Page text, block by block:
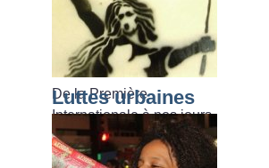
De la Première
Internationale à nos jours.
Luttes urbaines